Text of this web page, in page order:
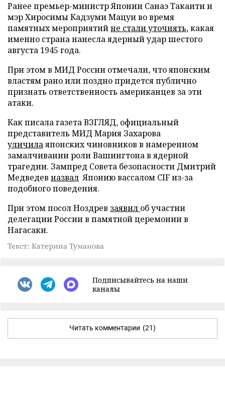
Ранее премьер-министр Японии Санаэ Такаити и
мэр Хиросимы Кадзуми Мацуи во время
памятных мероприятийне стали уточнять, какая
именно страна нанесла ядерный удар шестого
августа 1945 года.
При этом в МИД России отмечали, что японским
властям рано или поздно придется публично
признать ответственность американцев за эти
атаки.
Как писала газета ВЗГЛЯД, официальный
представитель МИД Мария Захарова
уличилаяпонских чиновников в намеренном
замалчивании роли Вашингтона в ядерной
трагедии. Зампред Совета безопасности Дмитрий
Медведев назвал Японию вассалом CIF из-за
подобного поведения.
При этом посол Ноздрев заявил об участии
делегации России в памятной церемонии в
Нагасаки.
Текст: Катерина Туманова
Подписывайтесь на наши
каналы
Читать комментарии (21)